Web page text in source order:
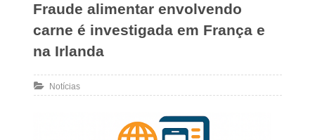
Fraude alimentar envolvendo
carne é investigada em França e
na Irlanda
Notícias